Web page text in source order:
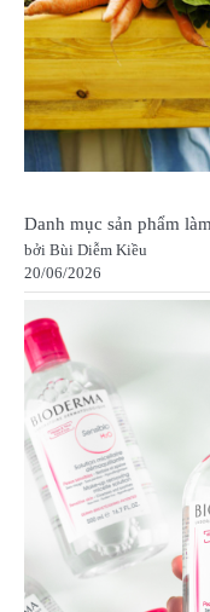
Danh mục sản phẩm
bởi Bùi Diễm Kiều
20/06/2026